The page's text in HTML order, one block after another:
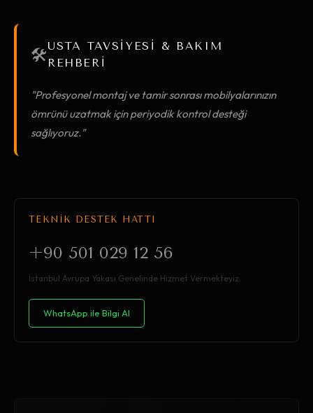
🛠️USTA TAVSİYESİ & BAKIM
REHBERİ
"Profesyonel montaj ve tamir sonrası mobilyalarınızın
ömrünü uzatmak için periyodik kontrol desteği
sağlıyoruz."
TEKNİK DESTEK HATTI
+90 501 029 12 56
İstanbul Avrupa Yakası Genelinde Hizmet Vermekteyiz.
WhatsApp ile Bilgi Al